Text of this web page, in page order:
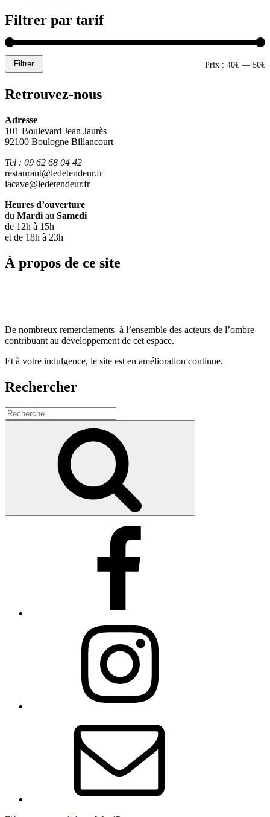
Filtrer par tarif
Filtrer Prix : 40€ — 50€
Retrouvez-nous
Adresse
101 Boulevard Jean Jaurès
92100 Boulogne Billancourt
Tel : 09 62 68 04 42
restaurant@ledetendeur.fr
lacave@ledetendeur.fr
Heures d’ouverture
du Mardi au Samedi
de 12h à 15h
et de 18h à 23h
À propos de ce site
De nombreux remerciements à l’ensemble des acteurs de l’ombre
contribuant au développement de cet espace.
Et à votre indulgence, le site est en amélioration continue.
Rechercher
Recherche
pour